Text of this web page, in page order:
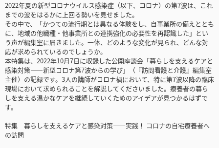
2022年夏の新型コロナウイルス感染症（以下、コロナ）の第7波は、これ
までの波をはるかに上回る勢いを見せました。
その中で、「かつての流行期とは異なる体験をし、自事業所の備えととも
に、地域の他職種・他事業所との連携強化の必要性を再認識した」とい
う声が編集室に届きました。一体、どのような変化が見られ、どんな対
応が求められているのでしょうか。
本特集は、2022年10月7日に収録した公開座談会「暮らしを支えるケアと
感染対策――新型コロナ第7波からの学び」（『訪問看護と介護』編集室
主催）の記録です。3人の講師がコロナ禍において、特に第7波以降の臨床
現場において求められることを解説してくださいました。療養者の暮ら
しを支える温かなケアを継続していくためのアイデアが見つかるはずで
す。
特集 暮らしを支えるケアと感染対策――実践！ コロナの自宅療養者へ
の訪問